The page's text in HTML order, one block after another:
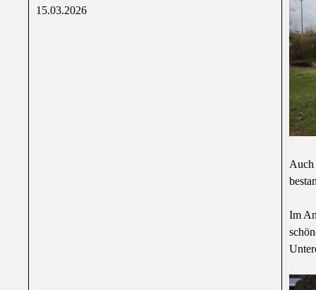
15.03.2026
Auch
Im